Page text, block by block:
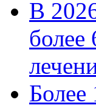
В
более
Более